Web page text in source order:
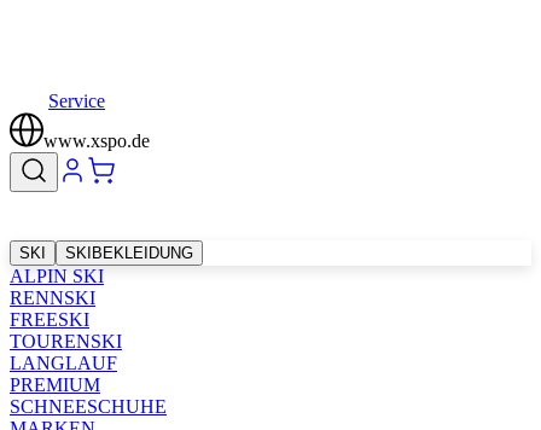
Service
www.xspo.de
SKI SKIBEKLEIDUNG
ALPIN SKI
RENNSKI
FREESKI
TOURENSKI
LANGLAUF
PREMIUM
SCHNEESCHUHE